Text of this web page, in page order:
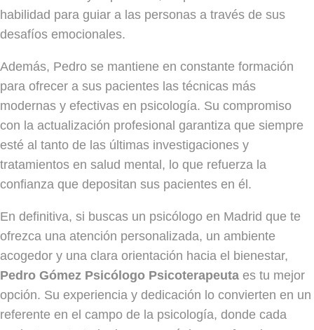
habilidad para guiar a las personas a través de sus
desafíos emocionales.
Además, Pedro se mantiene en constante formación
para ofrecer a sus pacientes las técnicas más
modernas y efectivas en psicología. Su compromiso
con la actualización profesional garantiza que siempre
esté al tanto de las últimas investigaciones y
tratamientos en salud mental, lo que refuerza la
confianza que depositan sus pacientes en él.
En definitiva, si buscas un psicólogo en Madrid que te
ofrezca una atención personalizada, un ambiente
acogedor y una clara orientación hacia el bienestar,
Pedro Gómez Psicólogo Psicoterapeuta es tu mejor
opción. Su experiencia y dedicación lo convierten en un
referente en el campo de la psicología, donde cada